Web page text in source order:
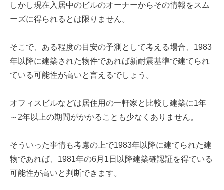
しかし現在入居中のビルのオーナーからその情報をスム
ーズに得られるとは限りません。
そこで、ある程度の目安の予測として考える場合、1983
年以降に建築された物件であれば新耐震基準で建てられ
ている可能性が高いと言えるでしょう。
オフィスビルなどは居住用の一軒家と比較し建築に1年
～2年以上の期間がかかることも少なくありません。
そういった事情も考慮の上で1983年以降に建てられた建
物であれば、1981年の6月1日以降建築確認証を得ている
可能性が高いと判断できます。